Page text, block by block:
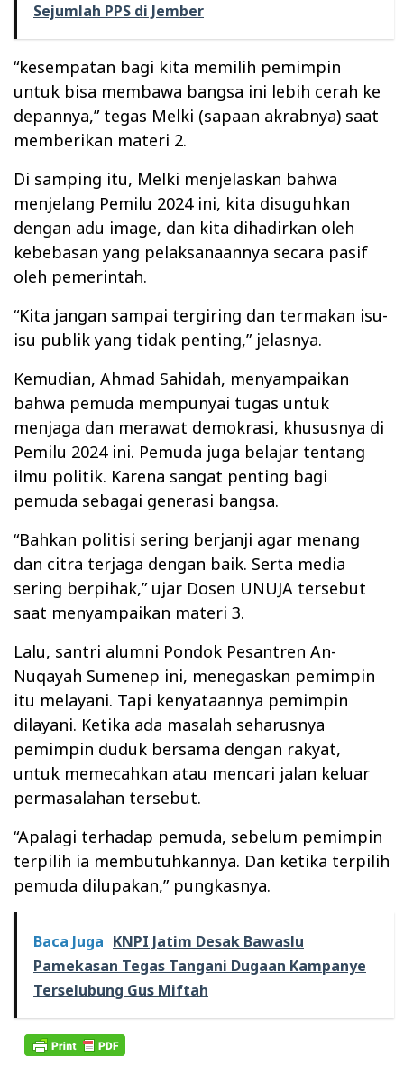
Sejumlah PPS di Jember
“kesempatan bagi kita memilih pemimpin
untuk bisa membawa bangsa ini lebih cerah ke
depannya,” tegas Melki (sapaan akrabnya) saat
memberikan materi 2.
Di samping itu, Melki menjelaskan bahwa
menjelang Pemilu 2024 ini, kita disuguhkan
dengan adu image, dan kita dihadirkan oleh
kebebasan yang pelaksanaannya secara pasif
oleh pemerintah.
“Kita jangan sampai tergiring dan termakan isu-
isu publik yang tidak penting,” jelasnya.
Kemudian, Ahmad Sahidah, menyampaikan
bahwa pemuda mempunyai tugas untuk
menjaga dan merawat demokrasi, khususnya di
Pemilu 2024 ini. Pemuda juga belajar tentang
ilmu politik. Karena sangat penting bagi
pemuda sebagai generasi bangsa.
“Bahkan politisi sering berjanji agar menang
dan citra terjaga dengan baik. Serta media
sering berpihak,” ujar Dosen UNUJA tersebut
saat menyampaikan materi 3.
Lalu, santri alumni Pondok Pesantren An-
Nuqayah Sumenep ini, menegaskan pemimpin
itu melayani. Tapi kenyataannya pemimpin
dilayani. Ketika ada masalah seharusnya
pemimpin duduk bersama dengan rakyat,
untuk memecahkan atau mencari jalan keluar
permasalahan tersebut.
“Apalagi terhadap pemuda, sebelum pemimpin
terpilih ia membutuhkannya. Dan ketika terpilih
pemuda dilupakan,” pungkasnya.
Baca Juga KNPI Jatim Desak Bawaslu
Pamekasan Tegas Tangani Dugaan Kampanye
Terselubung Gus Miftah